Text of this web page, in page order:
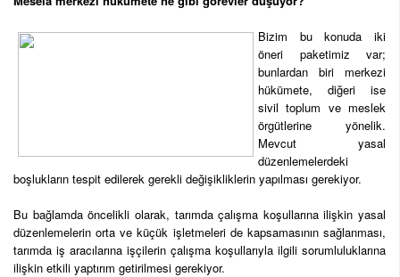
Bizim bu konuda iki
öneri paketimiz var;
bunlardan biri merkezi
hükümete, diğeri ise
sivil toplum ve meslek
örgütlerine yönelik.
Mevcut yasal
düzenlemelerdeki
boşlukların tespit edilerek gerekli değişikliklerin yapılması gerekiyor.
Bu bağlamda öncelikli olarak, tarımda çalışma koşullarına ilişkin yasal
düzenlemelerin orta ve küçük işletmeleri de kapsamasının sağlanması,
tarımda iş aracılarına işçilerin çalışma koşullarıyla ilgili sorumluluklarına
ilişkin etkili yaptırım getirilmesi gerekiyor.